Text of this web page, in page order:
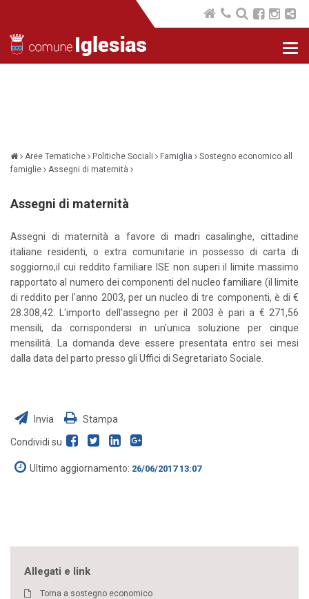
Aree Tematiche Politiche Sociali Famiglia
Sostegno economico all
famiglie
Assegni di maternità
Assegni di maternità
Assegni di maternità a favore di madri casalinghe, cittadine
italiane residenti, o extra comunitarie in possesso di carta di
soggiorno,il cui reddito familiare ISE non superi il limite massimo
rapportato al numero dei componenti del nucleo familiare (il limite
di reddito per l'anno 2003, per un nucleo di tre componenti, è di €
28.308,42. L'importo dell'assegno per il 2003 è pari a € 271,56
mensili, da corrispondersi in un'unica soluzione per cinque
mensilità. La domanda deve essere presentata entro sei mesi
dalla data del parto presso gli Uffici di Segretariato Sociale.
Invia Stampa
Condividi su
Ultimo aggiornamento: 26/06/2017 13:07
Allegati e link
Torna a sostegno economico